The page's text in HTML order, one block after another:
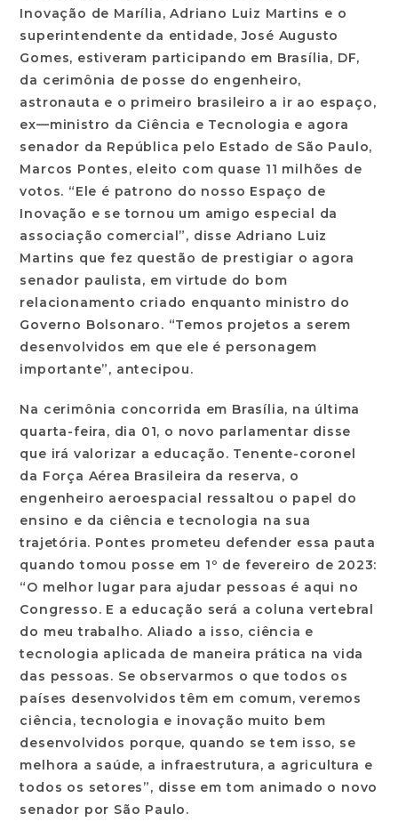
Inovação de Marília, Adriano Luiz Martins e o
superintendente da entidade, José Augusto
Gomes, estiveram participando em Brasília, DF,
da cerimônia de posse do engenheiro,
astronauta e o primeiro brasileiro a ir ao espaço,
ex—ministro da Ciência e Tecnologia e agora
senador da República pelo Estado de São Paulo,
Marcos Pontes, eleito com quase 11 milhões de
votos. “Ele é patrono do nosso Espaço de
Inovação e se tornou um amigo especial da
associação comercial”, disse Adriano Luiz
Martins que fez questão de prestigiar o agora
senador paulista, em virtude do bom
relacionamento criado enquanto ministro do
Governo Bolsonaro. “Temos projetos a serem
desenvolvidos em que ele é personagem
importante”, antecipou.
Na cerimônia concorrida em Brasília, na última
quarta-feira, dia 01, o novo parlamentar disse
que irá valorizar a educação. Tenente-coronel
da Força Aérea Brasileira da reserva, o
engenheiro aeroespacial ressaltou o papel do
ensino e da ciência e tecnologia na sua
trajetória. Pontes prometeu defender essa pauta
quando tomou posse em 1º de fevereiro de 2023:
“O melhor lugar para ajudar pessoas é aqui no
Congresso. E a educação será a coluna vertebral
do meu trabalho. Aliado a isso, ciência e
tecnologia aplicada de maneira prática na vida
das pessoas. Se observarmos o que todos os
países desenvolvidos têm em comum, veremos
ciência, tecnologia e inovação muito bem
desenvolvidos porque, quando se tem isso, se
melhora a saúde, a infraestrutura, a agricultura e
todos os setores”, disse em tom animado o novo
senador por São Paulo.